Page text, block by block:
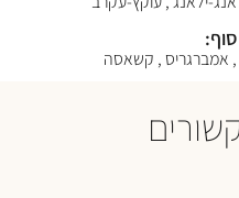
אמברגריס , קשאסה